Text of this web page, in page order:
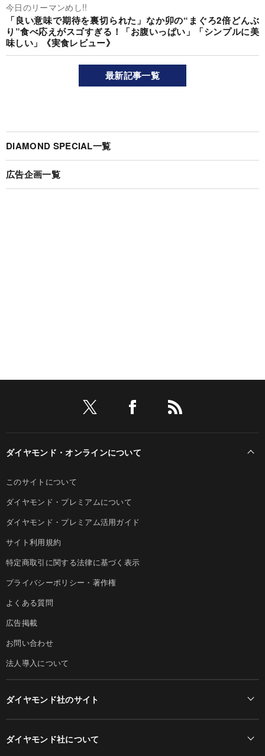
今日のリーマンめし!!
「良い意味で期待を裏切られた」なか卯の“まぐろ2倍どんぶ
り”食べ応えがスゴすぎる！「お腹いっぱい」「シンプルに美
味しい」《実食レビュー》
最新記事一覧
DIAMOND SPECIAL一覧
広告企画一覧
ダイヤモンド・オンラインについて
このサイトについて
ダイヤモンド・プレミアムについて
ダイヤモンド・プレミアム活用ガイド
サイト利用規約
特定商取引に関する法律に基づく表示
プライバシーポリシー・著作権
よくある質問
広告掲載
お問い合わせ
法人導入について
ダイヤモンド社のサイト
ダイヤモンド社について